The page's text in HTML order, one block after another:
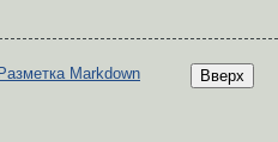
Вверх
Разметка Markdown